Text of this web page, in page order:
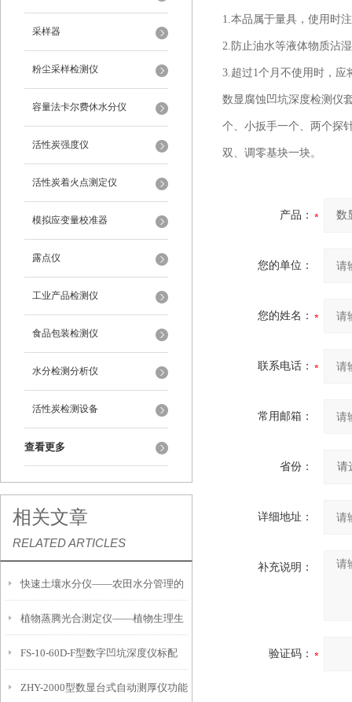
采样器
粉尘采样检测仪
容量法卡尔费休水分仪
活性炭强度仪
活性炭着火点测定仪
模拟应变量校准器
露点仪
工业产品检测仪
食品包装检测仪
水分检测分析仪
活性炭检测设备
查看更多
相关文章
RELATED ARTICLES
快速土壤水分仪——农田水分管理的
便携式检测工具
植物蒸腾光合测定仪——植物生理生
态的实时监测设备
FS-10-60D-F型数字凹坑深度仪标配
IP54级表头分辨率0.01mm量程
ZHY-2000型数显台式自动测厚仪功能
1.本品属于量具，使用时
2.防止油水等液体物质沾
3.超过1个月不使用时，应
数显腐蚀凹坑深度检测仪
个、小扳手一个、两个探
双、调零基块一块。
产品：
您的单位：
您的姓名：
联系电话：
常用邮箱：
省份：
详细地址：
补充说明：
验证码：